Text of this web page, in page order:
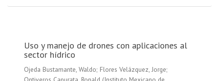
Uso y manejo de drones con aplicaciones al
sector hídrico
Ojeda Bustamante, Waldo; Flores Velázquez, Jorge;